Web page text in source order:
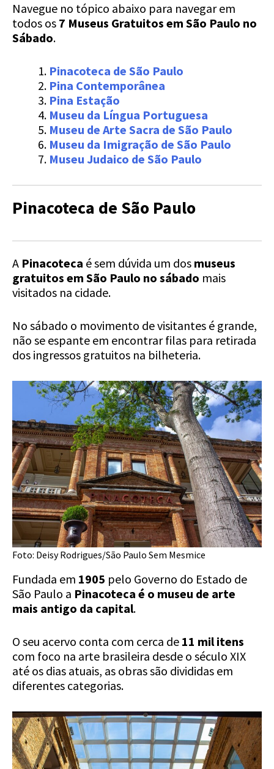
Navegue no tópico abaixo para navegar em
todos os 7 Museus Gratuitos em São Paulo no
Sábado.
Pinacoteca de São Paulo
Pina Contemporânea
Pina Estação
Museu da Língua Portuguesa
Museu de Arte Sacra de São Paulo
Museu da Imigração de São Paulo
Museu Judaico de São Paulo
Pinacoteca de São Paulo
A Pinacoteca é sem dúvida um dos museus
gratuitos em São Paulo no sábado mais
visitados na cidade.
No sábado o movimento de visitantes é grande,
não se espante em encontrar filas para retirada
dos ingressos gratuitos na bilheteria.
Foto: Deisy Rodrigues/São Paulo Sem Mesmice
Fundada em 1905 pelo Governo do Estado de
São Paulo a Pinacoteca é o museu de arte
mais antigo da capital.
O seu acervo conta com cerca de 11 mil itens
com foco na arte brasileira desde o século XIX
até os dias atuais, as obras são divididas em
diferentes categorias.